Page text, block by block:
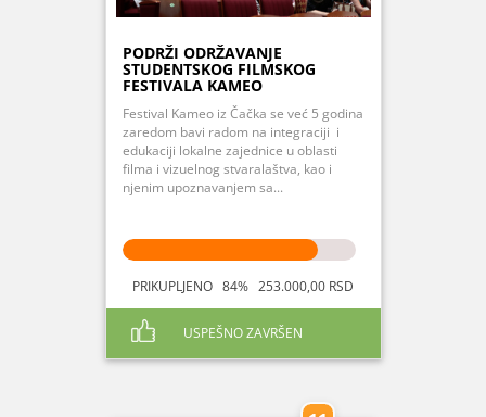
PODRŽI ODRŽAVANJE
STUDENTSKOG FILMSKOG
FESTIVALA KAMEO
Festival Kameo iz Čačka se već 5 godina
zaredom bavi radom na integraciji i
edukaciji lokalne zajednice u oblasti
filma i vizuelnog stvaralaštva, kao i
njenim upoznavanjem sa...
PRIKUPLJENO 84% 253.000,00 RSD
USPEŠNO ZAVRŠEN